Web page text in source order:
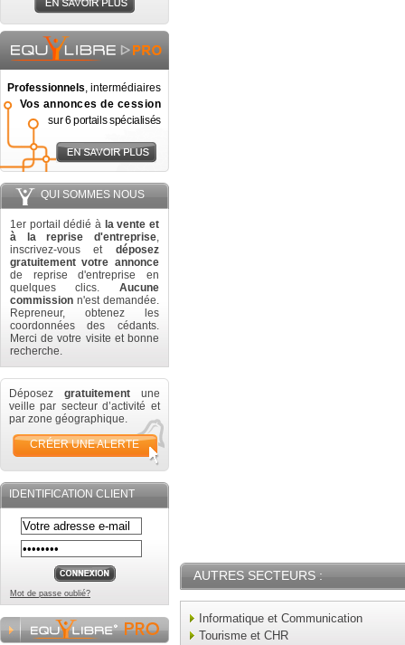
Professionnels, intermédiaires
Vos annonces de cession
sur 6 portails spécialisés
QUI SOMMES NOUS
1er portail dédié à la vente et
à la reprise d'entreprise,
inscrivez-vous et déposez
gratuitement votre annonce
de reprise d'entreprise en
quelques clics. Aucune
commission n'est demandée.
Repreneur, obtenez les
coordonnées des cédants.
Merci de votre visite et bonne
recherche.
Déposez gratuitement une
veille par secteur d’activité et
par zone géographique.
CRÉER UNE ALERTE
IDENTIFICATION CLIENT
Mot de passe oublié?
AUTRES SECTEURS :
Informatique et Communication
Tourisme et CHR